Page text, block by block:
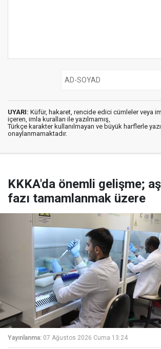
UYARI: Küfür, hakaret, rencide edici cümleler veya
içeren, imla kuralları ile yazılmamış,
Türkçe karakter kullanılmayan ve büyük harflerle
onaylanmamaktadır.
KKKA'da önemli gelişme;
fazı tamamlanmak üzere
Yayınlanma: 07 Ağustos 2026 Cuma 13:24